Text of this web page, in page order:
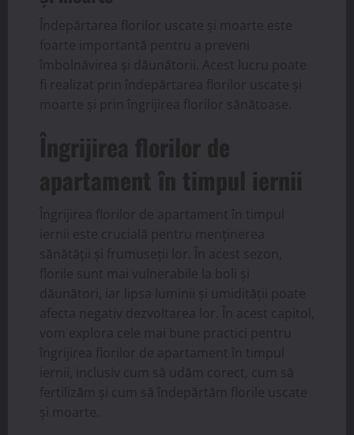
Îndepărtarea florilor uscate și moarte este
foarte importantă pentru a preveni
îmbolnăvirea și dăunătorii. Acest lucru poate
fi realizat prin îndepărtarea florilor uscate și
moarte și prin îngrijirea florilor sănătoase.
Îngrijirea florilor de
apartament în timpul iernii
Îngrijirea florilor de apartament în timpul
iernii este crucială pentru menținerea
sănătății și frumuseții lor. În acest sezon,
florile sunt mai vulnerabile la boli și
dăunători, iar lipsa luminii și umidității poate
afecta negativ dezvoltarea lor. În acest capitol,
vom explora cele mai bune practici pentru
îngrijirea florilor de apartament în timpul
iernii, inclusiv cum să udăm corect, cum să
fertilizăm și cum să îndepărtăm florile uscate
și moarte.